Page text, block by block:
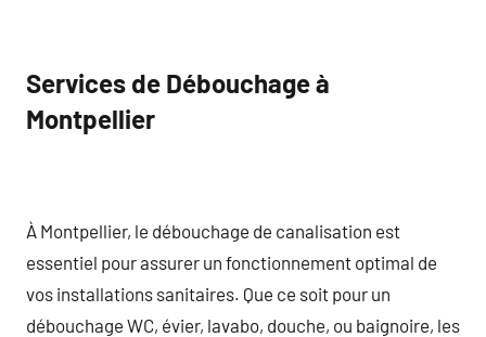
Services de Débouchage à
Montpellier
À Montpellier, le débouchage de canalisation est
essentiel pour assurer un fonctionnement optimal de
vos installations sanitaires. Que ce soit pour un
débouchage WC, évier, lavabo, douche, ou baignoire, les